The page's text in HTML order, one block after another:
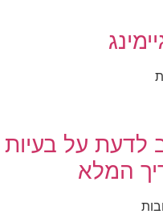
לדעת על בעיות
המלא